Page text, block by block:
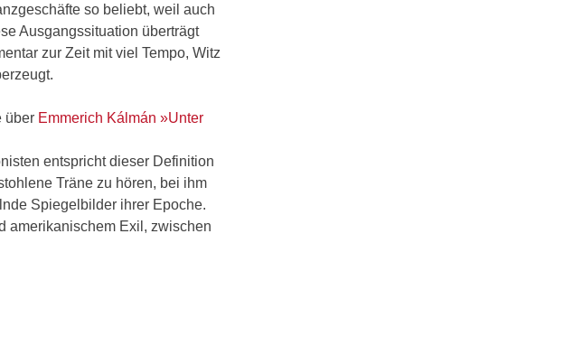
so beliebt, weil auch
Ausgangssituation überträgt
zur Zeit mit viel Tempo, Witz
über Emmerich Kálmán »Unter
entspricht dieser Definition
Träne zu hören, bei ihm
Spiegelbilder ihrer Epoche.
amerikanischem Exil, zwischen